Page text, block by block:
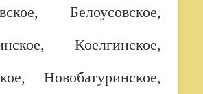
Белоусовское,
Коелгинское,
Новобатуринское,